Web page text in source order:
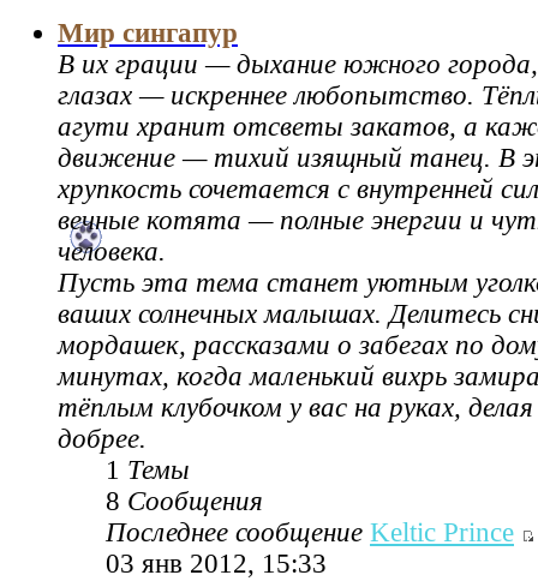
Мир сингапур
В их грации — дыхание южного
глазах — искреннее любопытство.
агути хранит отсветы закатов, а
движение — тихий изящный танец. В
хрупкость сочетается с внутренней
вечные котята — полные энергии и
человека.
Пусть эта тема станет уютным
ваших солнечных малышах. Делитесь
мордашек, рассказами о забегах по
минутах, когда маленький вихрь
тёплым клубочком у вас на руках,
добрее.
1 Темы
8 Сообщения
Последнее сообщение Keltic Prince
03 янв 2012, 15:33